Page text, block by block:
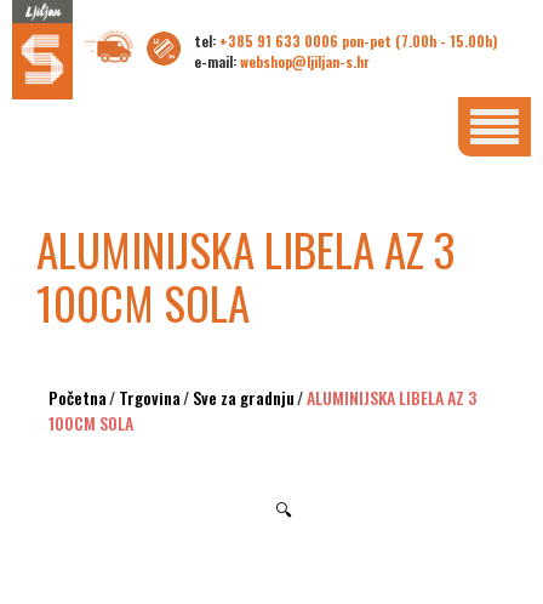
tel: +385 91 633 0006 pon-pet (7.00h - 15.00h)
e-mail:webshop@ljiljan-s.hr
ALUMINIJSKA LIBELA AZ 3
100CM SOLA
Početna/Trgovina/Sve za gradnju/ALUMINIJSKA LIBELA AZ 3
100CM SOLA
🔍